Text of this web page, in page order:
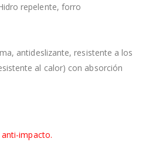
repelente, forro
antideslizante, resistente a los
al calor) con absorción
impacto.